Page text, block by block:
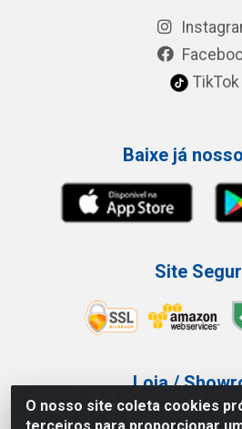
O nosso site coleta cookies
TikTok
Baixe já
Site
Loja /
Tel.: (11) 3227-